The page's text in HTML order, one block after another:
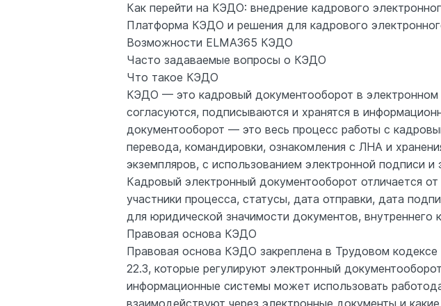
Как перейти на КЭДО: внедрение кадрового
Платформа КЭДО и решения для кадрового
Возможности ELMA365 КЭДО
Часто задаваемые вопросы о КЭДО
Что такое КЭДО
КЭДО — это кадровый документооборот в электронном
согласуются, подписываются и хранятся в
документооборот — это весь процесс работы с
перевода, командировки, ознакомления с ЛНА и
экземпляров, с использованием электронной подписи и
Кадровый электронный документооборот отличается
участники процесса, статусы, дата отправки, дата
для юридической значимости документов, внутреннего
Правовая основа КЭДО
Правовая основа КЭДО закреплена в Трудовом
22.3, которые регулируют электронный
информационные системы может использовать
взаимодействуют через электронные документы и